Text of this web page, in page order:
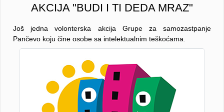
AKCIJA "BUDI I TI DEDA MRAZ"
Još jedna volonterska akcija Grupe za samozastpanje
Pančevo koju čine osobe sa intelektualnim teškoćama.